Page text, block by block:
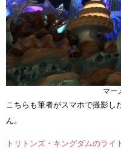
マー
こちらも筆者がスマホで撮影し
ん。
トリトンズ・キングダムのライ